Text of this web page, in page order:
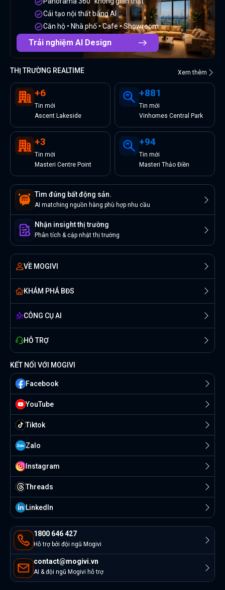
Cải tạo nội thất bằng AI
Căn hộ • Nhà phố • Cafe • Showroom
Trải nghiệm AI Design
THỊ TRƯỜNG REALTIME Xem thêm
+6
Tin mới
Ascent Lakeside
+881
Tin mới
Vinhomes Central Park
+3
Tin mới
Masteri Centre Point
+94
Tin mới
Masteri Thảo Điền
Tìm đúng bất động sản.
AI matching nguồn hàng phù hợp nhu cầu
Nhận insight thị trường
Phân tích & cập nhật thị trường
VỀ MOGIVI
KHÁM PHÁ BĐS
CÔNG CỤ AI
HỖ TRỢ
1800 646 427
Hỗ trợ bởi đội ngũ Mogivi
contact@mogivi.vn
AI & đội ngũ Mogivi hỗ trợ
KẾT NỐI VỚI MOGIVI
Facebook
YouTube
Tiktok
Zalo
Instagram
Threads
Linkedln